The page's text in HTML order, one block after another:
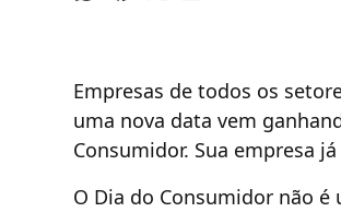
Empresas de todos os
uma nova data vem
Consumidor. Sua empresa
O Dia do Consumidor não